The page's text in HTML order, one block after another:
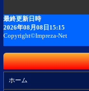
ホーム